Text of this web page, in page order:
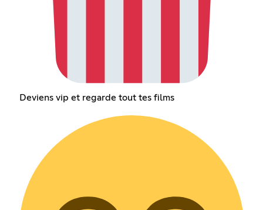
Deviens vip et regarde tout tes films